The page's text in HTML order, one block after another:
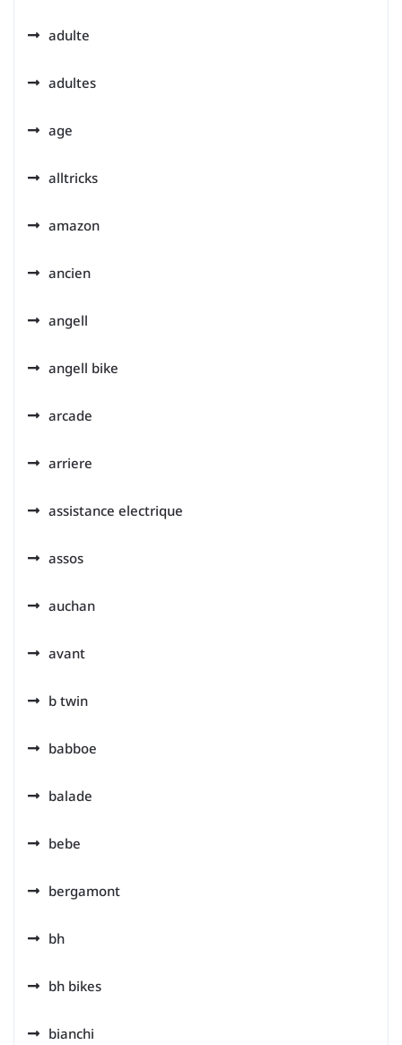
adulte
adultes
age
alltricks
amazon
ancien
angell
angell bike
arcade
arriere
assistance electrique
assos
auchan
avant
b twin
babboe
balade
bebe
bergamont
bh
bh bikes
bianchi